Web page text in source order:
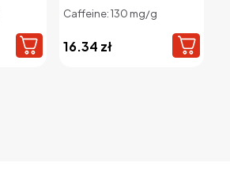
Caffeine: 130 mg/g
16.34 zł